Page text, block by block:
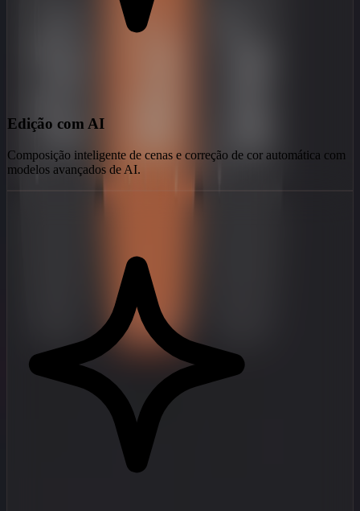
Edição com AI
Composição inteligente de cenas e correção de cor automática com
modelos avançados de AI.